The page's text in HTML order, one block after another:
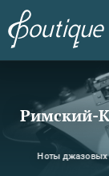
Римский-
Ноты джазовых